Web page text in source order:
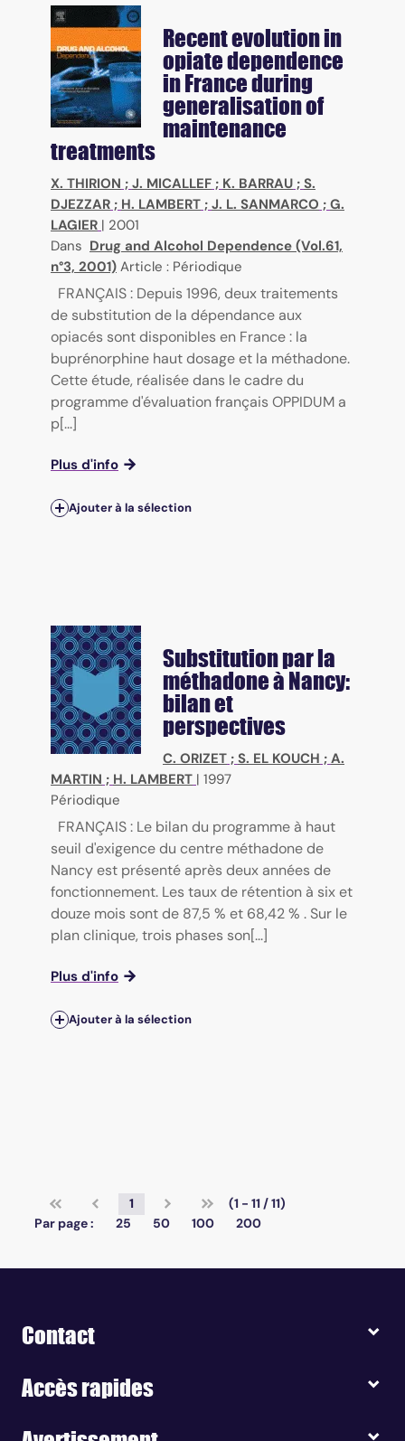
Recent evolution in
opiate dependence
in France during
generalisation of
maintenance
treatments
X. THIRION ; J. MICALLEF ; K. BARRAU ; S.
DJEZZAR ; H. LAMBERT ; J. L. SANMARCO ; G.
LAGIER | 2001
Dans Drug and Alcohol Dependence (Vol.61,
n°3, 2001) Article : Périodique
FRANÇAIS : Depuis 1996, deux traitements
de substitution de la dépendance aux
opiacés sont disponibles en France : la
buprénorphine haut dosage et la méthadone.
Cette étude, réalisée dans le cadre du
programme d'évaluation français OPPIDUM a
p[...]
Plus d'info
Ajouter à la sélection
Substitution par la
méthadone à Nancy:
bilan et
perspectives
C. ORIZET ; S. EL KOUCH ; A.
MARTIN ; H. LAMBERT | 1997
Périodique
FRANÇAIS : Le bilan du programme à haut
seuil d'exigence du centre méthadone de
Nancy est présenté après deux années de
fonctionnement. Les taux de rétention à six et
douze mois sont de 87,5 % et 68,42 % . Sur le
plan clinique, trois phases son[...]
Plus d'info
Ajouter à la sélection
1
(1 - 11 / 11)
Par page :
25 50 100 200
Contact
Accès rapides